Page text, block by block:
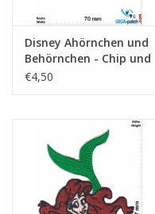
Disney Ahörnchen und
Behörnchen - Chip und
Chap - Kopf
€4,50